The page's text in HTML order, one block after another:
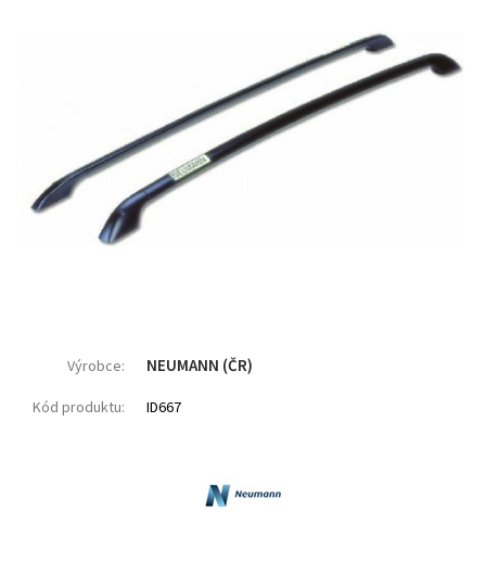
Výrobce: NEUMANN (ČR)
Kód produktu: ID667